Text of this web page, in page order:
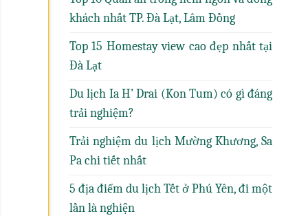
khách nhất TP. Đà Lạt, Lâm Đồng
Top 15 Homestay view cao đẹp nhất tại
Đà Lạt
Du lịch Ia H’ Drai (Kon Tum) có gì đáng
trải nghiệm?
Trải nghiệm du lịch Mường Khương, Sa
Pa chi tiết nhất
5 địa điểm du lịch Tết ở Phú Yên, đi một
lần là nghiện